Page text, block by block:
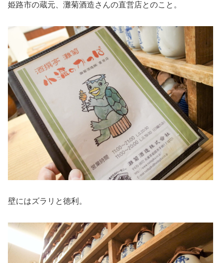
姫路市の蔵元、灘菊酒造さんの直営店とのこと。
壁にはズラリと徳利。